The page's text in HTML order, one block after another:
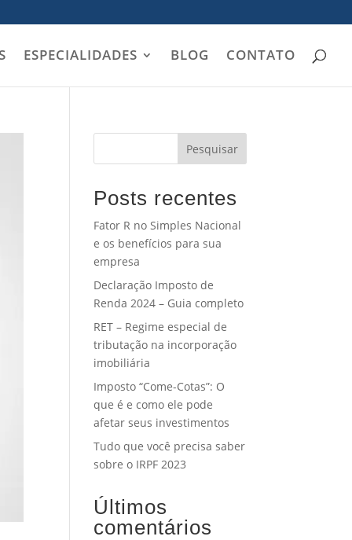
ESPECIALIDADES BLOG CONTATO
Pesquisar
Posts recentes
Fator R no Simples Nacional
e os benefícios para sua
empresa
Declaração Imposto de
Renda 2024 – Guia completo
RET – Regime especial de
tributação na incorporação
imobiliária
Imposto “Come-Cotas”: O
que é e como ele pode
afetar seus investimentos
Tudo que você precisa saber
sobre o IRPF 2023
Últimos
comentários